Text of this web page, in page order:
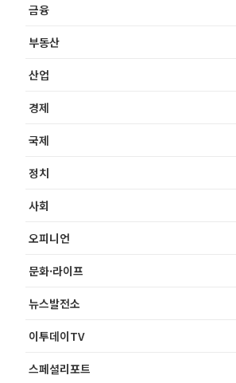
금융
부동산
산업
경제
국제
정치
사회
오피니언
문화·라이프
뉴스발전소
이투데이TV
스페셜리포트